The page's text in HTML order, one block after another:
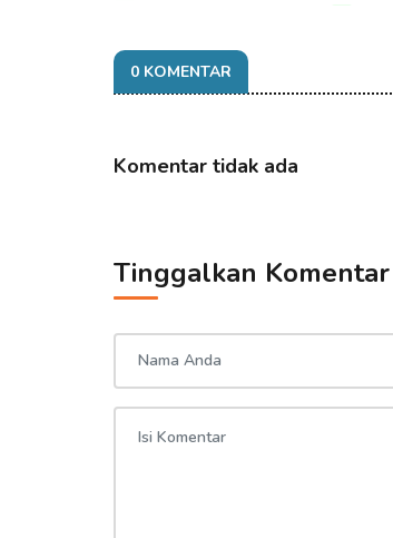
0 KOMENTAR
Komentar tidak ada
Tinggalkan Komentar